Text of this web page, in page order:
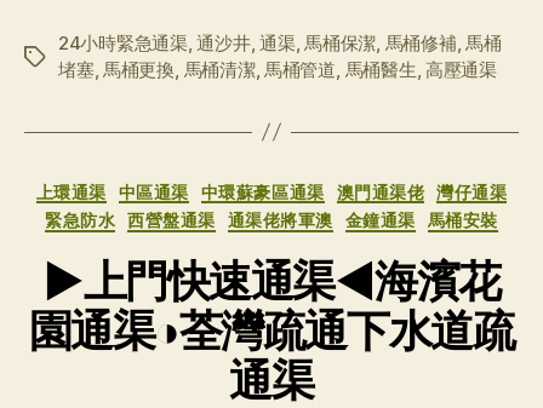
标
24小時緊急通渠,通沙井,通渠,馬桶保潔, 馬桶修補,馬桶
堵塞, 馬桶更換, 馬桶清潔, 馬桶管道, 馬桶醫生, 高壓通渠
分
类
上環通渠 中區通渠 中環蘇豪區通渠 澳門通渠佬 灣仔通渠
緊急防水 西營盤通渠 通渠佬將軍澳 金鐘通渠 馬桶安裝
▶上門快速通渠◀海濱花
園通渠◑荃灣疏通下水道疏
通渠